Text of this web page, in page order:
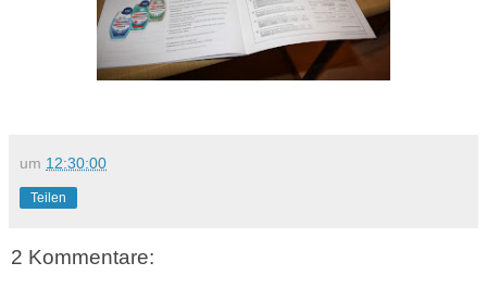
um 12:30:00
Teilen
2 Kommentare: